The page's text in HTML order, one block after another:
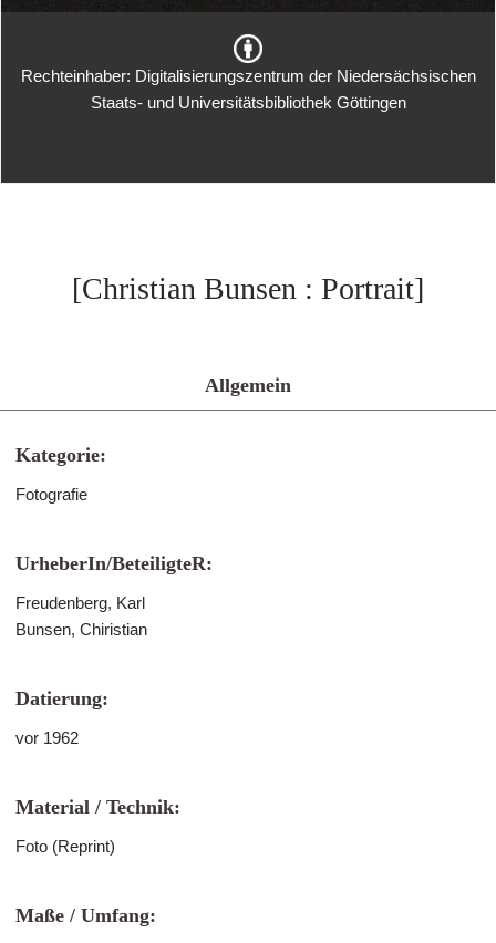
Rechteinhaber: Digitalisierungszentrum der Niedersächsischen
Staats- und Universitätsbibliothek Göttingen
[Christian Bunsen : Portrait]
Allgemein
Kategorie:
Fotografie
UrheberIn/BeteiligteR:
Freudenberg, Karl
Bunsen, Chiristian
Datierung:
vor 1962
Material / Technik:
Foto (Reprint)
Maße / Umfang: